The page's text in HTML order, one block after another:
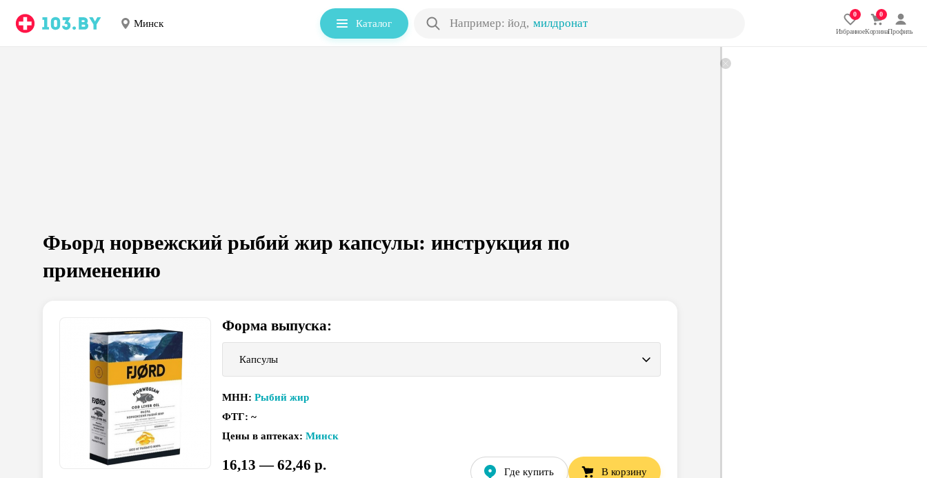
Минск Каталог Например: йод, милдронат
ИзбранноеКорзинаПрофиль
Фьорд норвежский рыбий жир капсулы: инструкция по
применению
Форма выпуска:
Капсулы
МНН: Рыбий жир
ФТГ: ~
Цены в аптеках: Минск
16,13 — 62,46 р. Где купить В корзину